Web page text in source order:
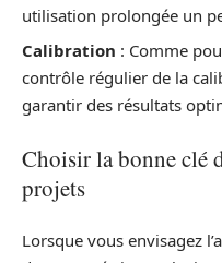
utilisation prolongée un
Calibration : Comme
contrôle régulier de la
garantir des résultats
Choisir la bonne clé
projets
Lorsque vous envisagez